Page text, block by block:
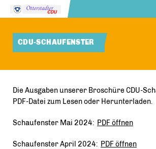
CDU-SCHAUFENSTER
Die Ausgaben unserer Broschüre CDU-
PDF-Datei zum Lesen oder Herunterladen.
Schaufenster Mai 2024: PDF öffnen
Schaufenster April 2024: PDF öffnen